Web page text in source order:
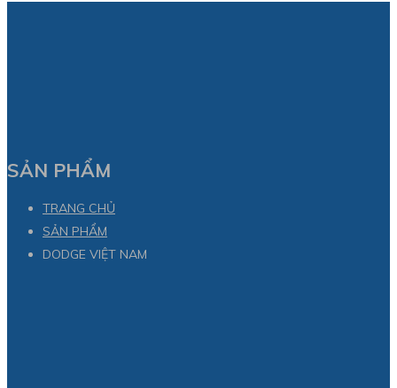
SẢN PHẨM
TRANG CHỦ
SẢN PHẨM
DODGE VIỆT NAM